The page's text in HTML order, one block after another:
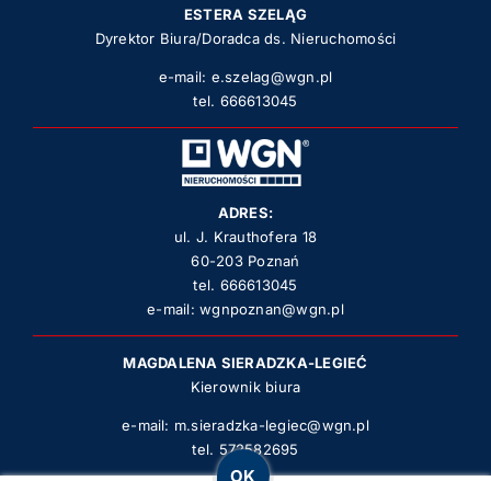
ESTERA SZELĄG
Dyrektor Biura/Doradca ds. Nieruchomości
e-mail: e.szelag@wgn.pl
tel. 666613045
ADRES:
ul. J. Krauthofera 18
60-203 Poznań
tel. 666613045
e-mail:wgnpoznan@wgn.pl
MAGDALENA SIERADZKA-LEGIEĆ
Kierownik biura
e-mail: m.sieradzka-legiec@wgn.pl
tel. 572582695
OK